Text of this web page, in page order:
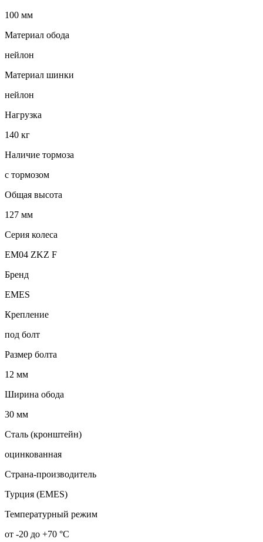
100 мм
Материал обода
нейлон
Материал шинки
нейлон
Нагрузка
140 кг
Наличие тормоза
с тормозом
Общая высота
127 мм
Серия колеса
EM04 ZKZ F
Бренд
EMES
Крепление
под болт
Размер болта
12 мм
Ширина обода
30 мм
Сталь (кронштейн)
оцинкованная
Страна-производитель
Турция (EMES)
Температурный режим
от -20 до +70 °С